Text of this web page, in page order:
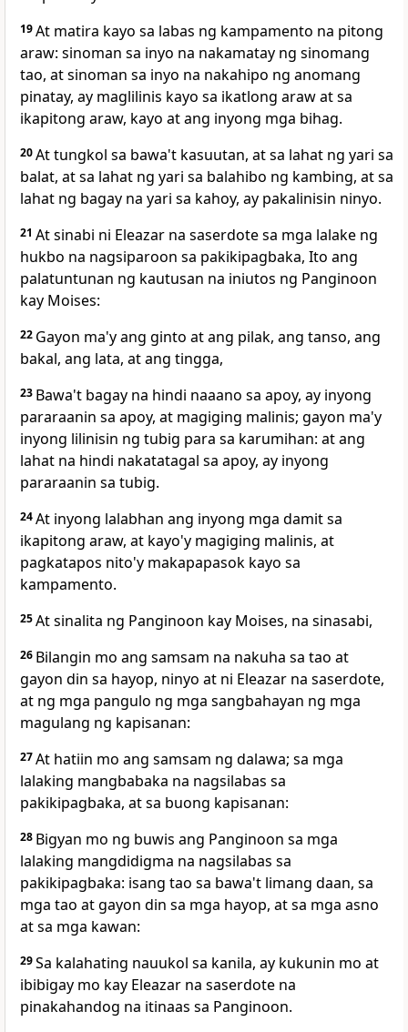
19At matira kayo sa labas ng kampamento na pitong
araw: sinoman sa inyo na nakamatay ng sinomang
tao, at sinoman sa inyo na nakahipo ng anomang
pinatay, ay maglilinis kayo sa ikatlong araw at sa
ikapitong araw, kayo at ang inyong mga bihag.
20At tungkol sa bawa't kasuutan, at sa lahat ng yari sa
balat, at sa lahat ng yari sa balahibo ng kambing, at sa
lahat ng bagay na yari sa kahoy, ay pakalinisin ninyo.
21 At sinabi ni Eleazar na saserdote sa mga lalake ng
hukbo na nagsiparoon sa pakikipagbaka, Ito ang
palatuntunan ng kautusan na iniutos ng Panginoon
kay Moises:
22 Gayon ma'y ang ginto at ang pilak, ang tanso, ang
bakal, ang lata, at ang tingga,
23 Bawa't bagay na hindi naaano sa apoy, ay inyong
pararaanin sa apoy, at magiging malinis; gayon ma'y
inyong lilinisin ng tubig para sa karumihan: at ang
lahat na hindi nakatatagal sa apoy, ay inyong
pararaanin sa tubig.
24At inyong lalabhan ang inyong mga damit sa
ikapitong araw, at kayo'y magiging malinis, at
pagkatapos nito'y makapapasok kayo sa
kampamento.
25At sinalita ng Panginoon kay Moises, na sinasabi,
26 Bilangin mo ang samsam na nakuha sa tao at
gayon din sa hayop, ninyo at ni Eleazar na saserdote,
at ng mga pangulo ng mga sangbahayan ng mga
magulang ng kapisanan:
27At hatiin mo ang samsam ng dalawa; sa mga
lalaking mangbabaka na nagsilabas sa
pakikipagbaka, at sa buong kapisanan:
28 Bigyan mo ng buwis ang Panginoon sa mga
lalaking mangdidigma na nagsilabas sa
pakikipagbaka: isang tao sa bawa't limang daan, sa
mga tao at gayon din sa mga hayop, at sa mga asno
at sa mga kawan:
29Sa kalahating nauukol sa kanila, ay kukunin mo at
ibibigay mo kay Eleazar na saserdote na
pinakahandog na itinaas sa Panginoon.